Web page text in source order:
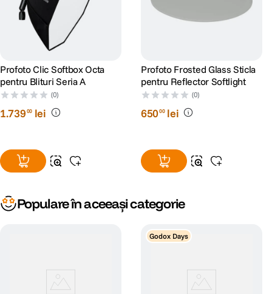
Profoto Clic Softbox Octa
pentru Blituri Seria A
(0)
1.73900 lei
Profoto Frosted Glass Sticla
pentru Reflector Softlight
(0)
65000 lei
Populare în aceeași categorie
Godox Days